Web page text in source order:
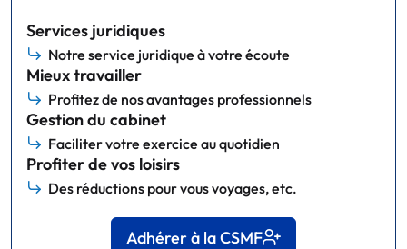
Services juridiques
Notre service juridique à votre écoute
Mieux travailler
Profitez de nos avantages professionnels
Gestion du cabinet
Faciliter votre exercice au quotidien
Profiter de vos loisirs
Des réductions pour vous voyages, etc.
Adhérer à la CSMF